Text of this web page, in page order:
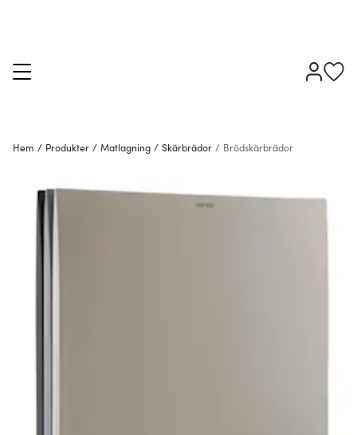
Hem / Produkter / Matlagning / Skärbrädor / Brödskärbrädor